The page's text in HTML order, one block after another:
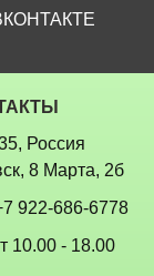
Россия
8 Марта, 2б
922-686-6778
10.00 - 18.00